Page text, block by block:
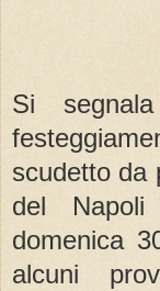
Si
scudetto da
del Napoli
domenica
alcuni